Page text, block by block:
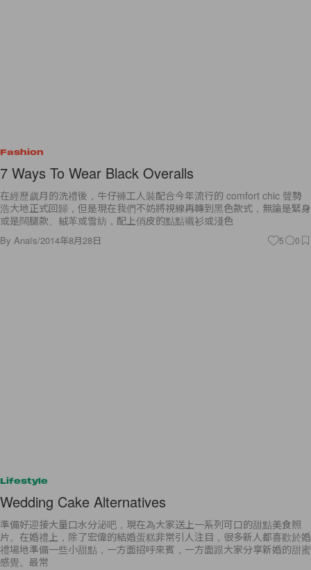
Fashion
7 Ways To Wear Black Overalls
在經歷歲月的洗禮後，牛仔褲工人裝配合今年流行的 comfort chic 聲勢
浩大地正式回歸，但是現在我們不妨將視線再轉到黑色款式，無論是緊身
或是闊腿款、絨革或雪紡，配上俏皮的點點襯衫或淺色
By Anaïs/2014年8月28日 5 0
Lifestyle
Wedding Cake Alternatives
準備好迎接大量口水分泌吧，現在為大家送上一系列可口的甜點美食照
片。在婚禮上，除了宏偉的結婚蛋糕非常引人注目，很多新人都喜歡於婚
禮場地準備一些小甜點，一方面招呼來賓，一方面跟大家分享新婚的甜蜜
感覺。最常